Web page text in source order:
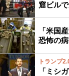
窟ビル
「米国
恐怖の
トランプ
「ミシ